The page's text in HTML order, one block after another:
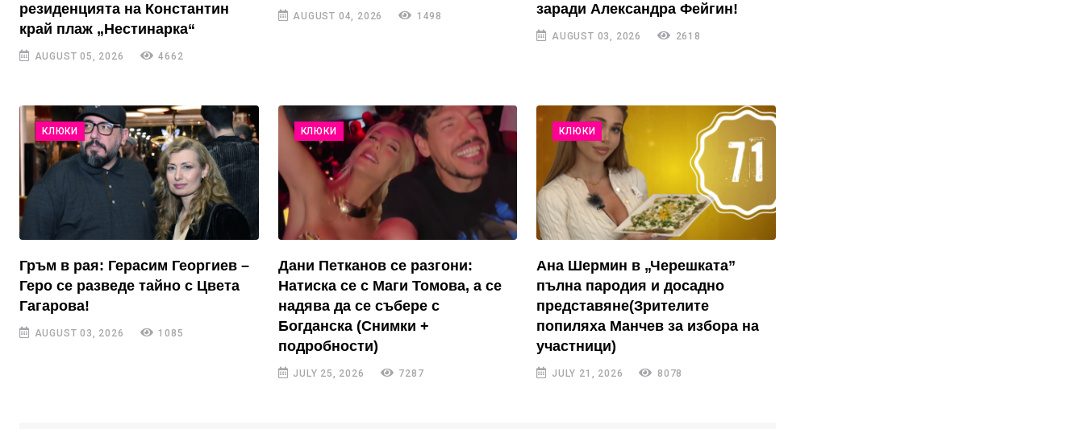
резиденцията на Константин
край плаж „Нестинарка“
AUGUST 05, 2026 4662
AUGUST 04, 2026 1498
заради Александра Фейгин!
AUGUST 03, 2026 2618
КЛЮКИ
Гръм в рая: Герасим Георгиев –
Геро се разведе тайно с Цвета
Гагарова!
AUGUST 03, 2026 1085
КЛЮКИ
Дани Петканов се разгони:
Натиска се с Маги Томова, а се
надява да се събере с
Богданска (Снимки +
подробности)
JULY 25, 2026 7287
КЛЮКИ
Ана Шермин в „Черешката”
пълна пародия и досадно
представяне(Зрителите
попиляха Манчев за избора на
участници)
JULY 21, 2026 8078